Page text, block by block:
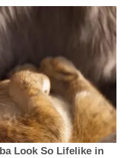
Look So Lifelike in